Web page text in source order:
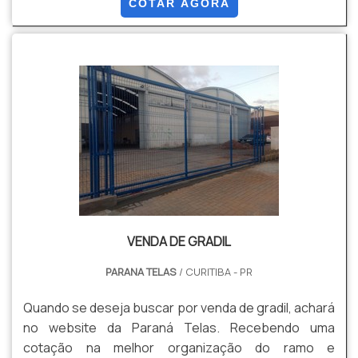
cliente conseguirá proteção com soluções para
necessário para a fixação deste tipo de cercamento.
MAIS INFORM...
COTAR AGORA
VENDA DE GRADIL
PARANA TELAS / CURITIBA - PR
Quando se deseja buscar por venda de gradil, achará
no website da Paraná Telas. Recebendo uma
cotação na melhor organização do ramo e